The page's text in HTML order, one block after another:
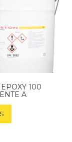
100
A